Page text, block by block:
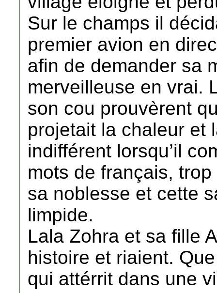
Sur le champs il
premier avion en
afin de demander sa
merveilleuse en vrai.
son cou prouvèrent
projetait la chaleur et
indifférent lorsqu’il
mots de français,
sa noblesse et cette
limpide.
Lala Zohra et sa fille
histoire et riaient.
qui attérrit dans une